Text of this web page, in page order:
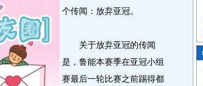
个传闻：放弃亚冠。
关于放弃亚冠的传闻
是，鲁能本赛季在亚冠小组
赛最后一轮比赛之前踢得都